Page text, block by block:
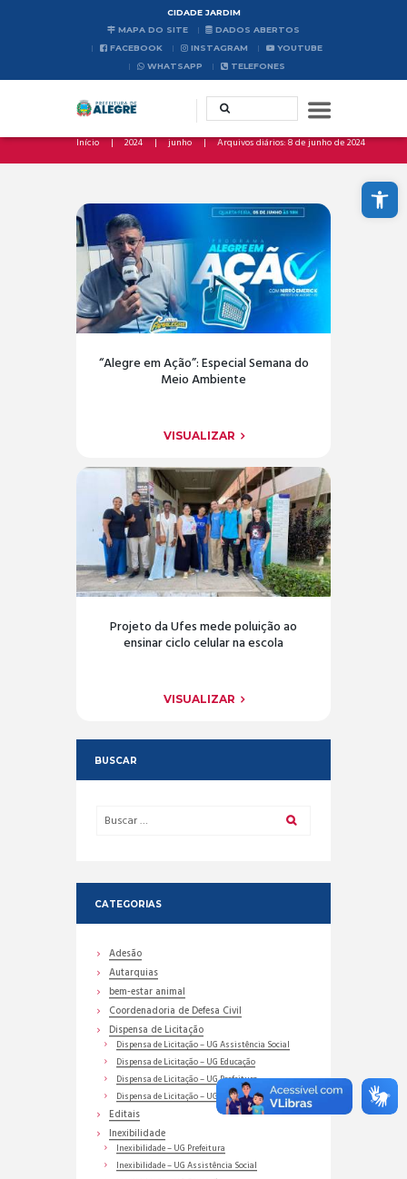
Abrir a barra de ferramentas
CIDADE JARDIM
MAPA DO SITE
DADOS ABERTOS
FACEBOOK
INSTAGRAM
YOUTUBE
WHATSAPP
TELEFONES
Início 2024 junho Arquivos diários: 8 de junho de 2024
“Alegre em Ação”: Especial Semana do
Meio Ambiente
VISUALIZAR
Projeto da Ufes mede poluição ao
ensinar ciclo celular na escola
VISUALIZAR
BUSCAR
CATEGORIAS
Adesão
Autarquias
bem-estar animal
Coordenadoria de Defesa Civil
Dispensa de Licitação
Dispensa de Licitação – UG Assistência Social
Dispensa de Licitação – UG Educação
Dispensa de Licitação – UG Prefeitura
Dispensa de Licitação – UG Saúde
Editais
Inexibilidade
Inexibilidade – UG Prefeitura
Inexibilidade – UG Assistência Social